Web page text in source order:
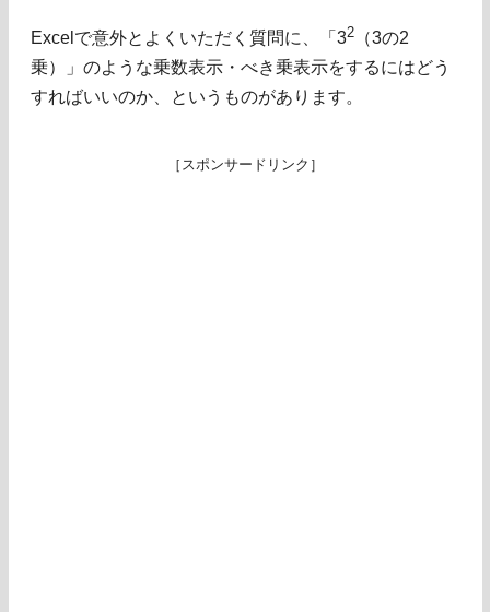
Excelで意外とよくいただく質問に、「32 （3の2
乗）」のような乗数表示・べき乗表示をするにはどう
すればいいのか、というものがあります。
［スポンサードリンク］